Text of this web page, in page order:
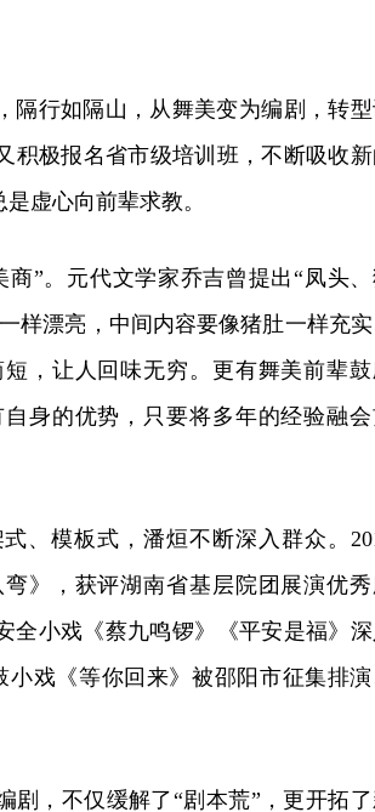
隔行如隔山，从舞美变为编剧，转
积极报名省市级培训班，不断吸收
虚心向前辈求教。
”。元代文学家乔吉曾提出“凤头
样漂亮，中间内容要像猪肚一样充实
，让人回味无穷。更有舞美前辈鼓
身的优势，只要将多年的经验融
、模板式，潘烜不断深入群众。
》，获评湖南省基层院团展演优秀
全小戏《蔡九鸣锣》《平安是福》深
戏《等你回来》被邵阳市征集排演
剧，不仅缓解了“剧本荒”，更开拓